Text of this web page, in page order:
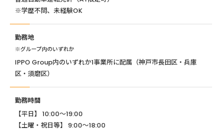
※学歴不問、未経験OK
勤務地
※グループ内のいずれか
IPPO Group内のいずれか1事業所に配属（神戸市長田区・兵庫
区・須磨区）
勤務時間
【平日】 10:00〜19:00
【土曜・祝日等】 9:00〜18:00